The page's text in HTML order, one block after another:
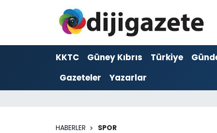
KKTC Güney Kıbrıs Türkiye
Gazeteler
Yazarlar
HABERLER SPOR
ADVERTORIAL
Dijigazete
Hava Durumu
Trafik Durumu